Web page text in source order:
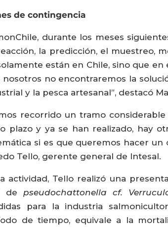
de contingencia
durante los meses
la predicción, el muestreo,
están en Chile, sino que
nosotros no encontraremos la
y la pesca artesanal”, destacó
recorrido un tramo
plazo y ya se han realizado, hay
si es que queremos hacer
Tello, gerente general de Intesal.
actividad, Tello realizó una
de pseudochattonella cf.
para la industria
de tiempo, equivale a la